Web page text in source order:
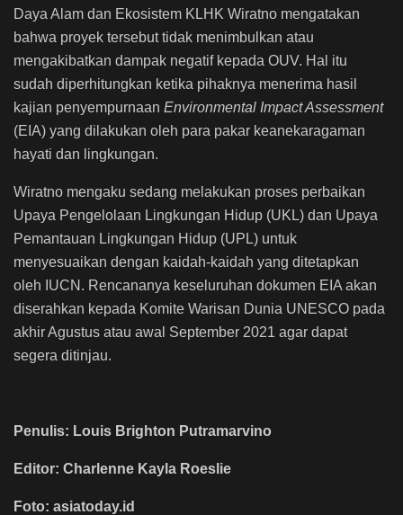
Daya Alam dan Ekosistem KLHK Wiratno mengatakan
bahwa proyek tersebut tidak menimbulkan atau
mengakibatkan dampak negatif kepada OUV. Hal itu
sudah diperhitungkan ketika pihaknya menerima hasil
kajian penyempurnaan Environmental Impact Assessment
(EIA) yang dilakukan oleh para pakar keanekaragaman
hayati dan lingkungan.
Wiratno mengaku sedang melakukan proses perbaikan
Upaya Pengelolaan Lingkungan Hidup (UKL) dan Upaya
Pemantauan Lingkungan Hidup (UPL) untuk
menyesuaikan dengan kaidah-kaidah yang ditetapkan
oleh IUCN. Rencananya keseluruhan dokumen EIA akan
diserahkan kepada Komite Warisan Dunia UNESCO pada
akhir Agustus atau awal September 2021 agar dapat
segera ditinjau.
Penulis: Louis Brighton Putramarvino
Editor: Charlenne Kayla Roeslie
Foto: asiatoday.id